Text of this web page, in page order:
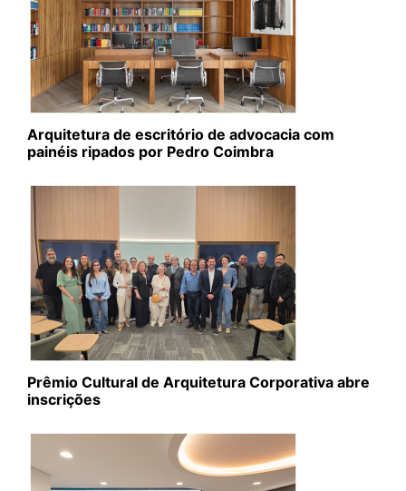
Arquitetura de escritório de advocacia com
painéis ripados por Pedro Coimbra
Prêmio Cultural de Arquitetura Corporativa abre
inscrições